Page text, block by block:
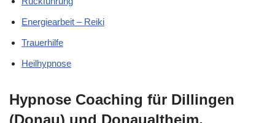
Energiearbeit – Reiki
Trauerhilfe
Heilhypnose
Hypnose Coaching für Dillingen
(Donau) und Donaualtheim,